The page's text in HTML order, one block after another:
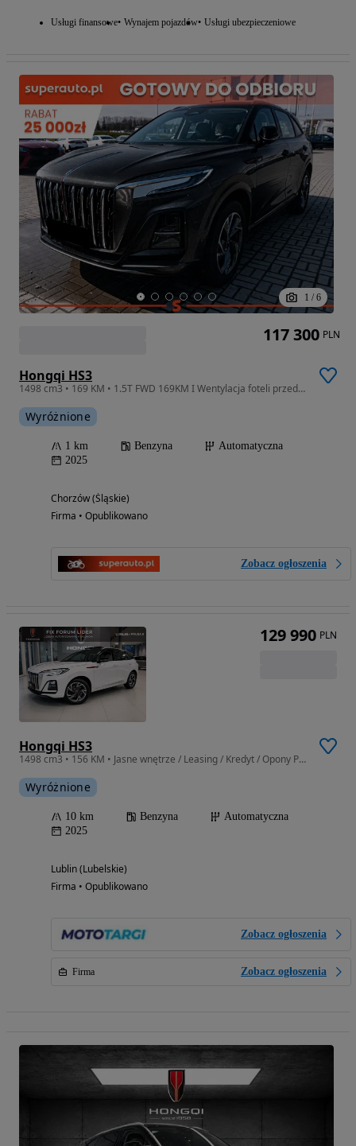
Usługi finansowe Wynajem pojazdów Usługi ubezpieczeniowe
1 / 6
Hongqi HS3
1498 cm3 • 169 KM • 1.5T FWD 169KM I Wentylacja foteli przednich! Adaptacyjny tempomat!
Wyróżnione
1 km Benzyna
Automatyczna
2025
Chorzów (Śląskie)
Firma • Opublikowano
Zobacz ogłoszenia
117 300 PLN
Hongqi HS3
1498 cm3 • 156 KM • Jasne wnętrze / Leasing / Kredyt / Opony Pirelli
Wyróżnione
10 km Benzyna
Automatyczna
2025
Lublin (Lubelskie)
Firma • Opublikowano
Zobacz ogłoszenia
Firma Zobacz ogłoszenia
129 990 PLN